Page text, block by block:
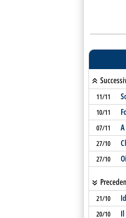
11/11
10/11
07/11
27/10
27/10
21/10
20/10